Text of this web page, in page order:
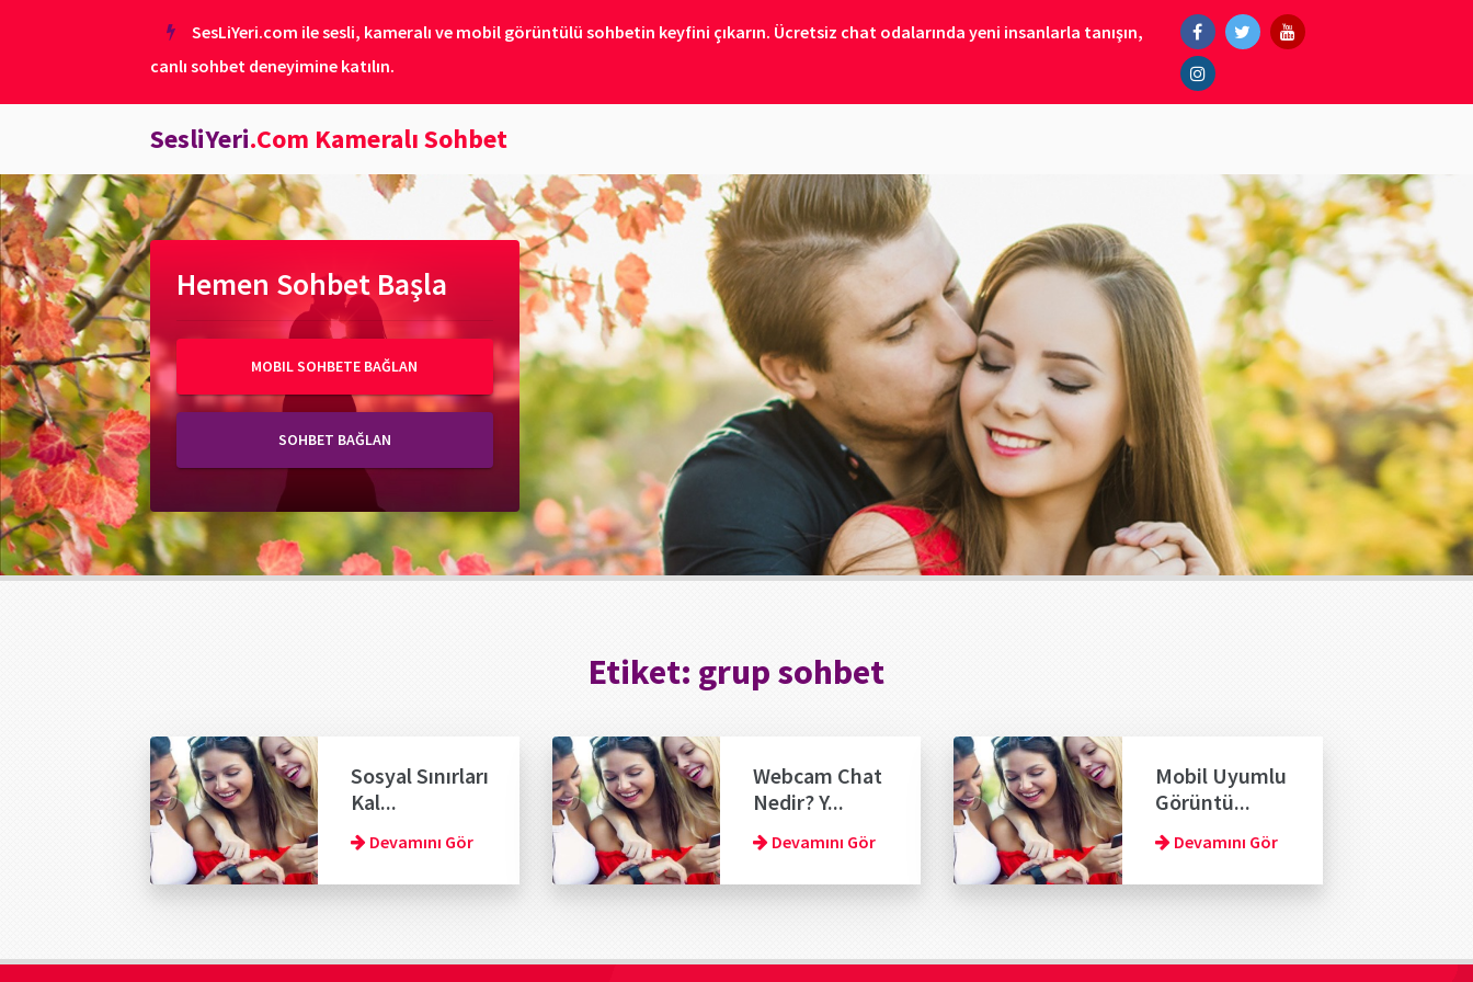
SesLiYeri.com ile sesli, kameralı ve mobil görüntülü sohbetin keyfini çıkarın. Ücretsiz chat odalarında yeni insanlarla tanışın,
canlı sohbet deneyimine katılın.
SesliYeri.Com Kameralı Sohbet
Hemen Sohbet Başla
MOBIL SOHBETE BAĞLAN
SOHBET BAĞLAN
Etiket: grup sohbet
Sosyal Sınırları
Kal...
Devamını Gör
Webcam Chat
Nedir? Y...
Devamını Gör
Mobil Uyumlu
Görüntü...
Devamını Gör